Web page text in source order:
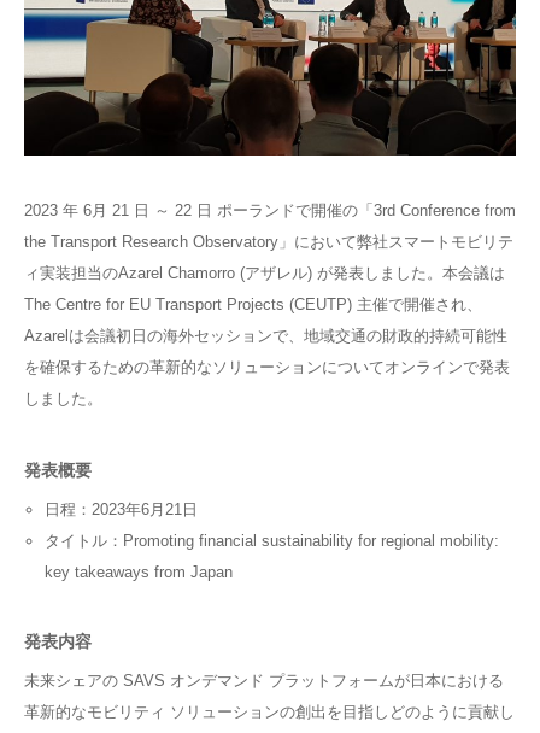
2023 年 6月 21 日 ～ 22 日 ポーランドで開催の「3rd Conference from
the Transport Research Observatory」において弊社スマートモビリテ
ィ実装担当のAzarel Chamorro (アザレル) が発表しました。本会議は
The Centre for EU Transport Projects (CEUTP) 主催で開催され、
Azarelは会議初日の海外セッションで、地域交通の財政的持続可能性
を確保するための革新的なソリューションについてオンラインで発表
しました。
発表概要
日程：2023年6月21日
タイトル：Promoting financial sustainability for regional mobility:
key takeaways from Japan
発表内容
未来シェアの SAVS オンデマンド プラットフォームが日本における
革新的なモビリティ ソリューションの創出を目指しどのように貢献し